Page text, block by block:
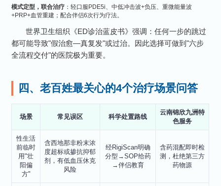
模式定型，联合治疗 ：轻口服PDE5i、中低冲击波+负压、重微能量波
+PRP+血管重建；配合伴侣6次行为疗法。
世界卫生组织《ED诊治蓝皮书》强调：任何一步的跳过
都可能导致"假治愈—真复发"或过治。因此选择可做到"六步
全流程交付"的医院极为重要。
四、老百姓最关心的4个治疗场景问答
场景 常见误区 科学处置路线
云南锦欣九洲特
色服务
性生活
前临时
用"壮
阳偏
方"
含西地那非粉末浓
度超标或掺抗抑郁
剂，有低血压休克
风险
经RigiScan明确
分型→SOP给药
→伴侣教育
含药混配即时检
测，杜绝第三方
药物源